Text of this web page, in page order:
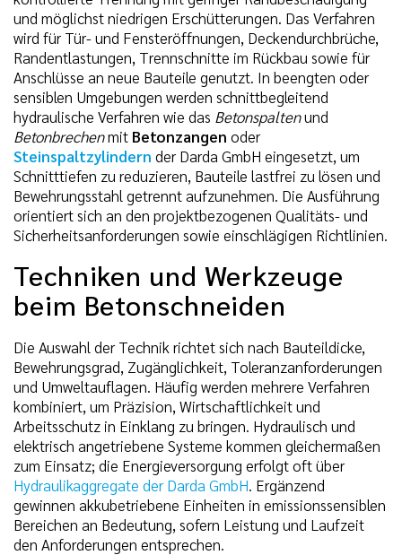
und möglichst niedrigen Erschütterungen. Das Verfahren
wird für Tür- und Fensteröffnungen, Deckendurchbrüche,
Randentlastungen, Trennschnitte im Rückbau sowie für
Anschlüsse an neue Bauteile genutzt. In beengten oder
sensiblen Umgebungen werden schnittbegleitend
hydraulische Verfahren wie das Betonspaltenund
Betonbrechenmit Betonzangen oder
Steinspaltzylindern der Darda GmbH eingesetzt, um
Schnitttiefen zu reduzieren, Bauteile lastfrei zu lösen und
Bewehrungsstahl getrennt aufzunehmen. Die Ausführung
orientiert sich an den projektbezogenen Qualitäts- und
Sicherheitsanforderungen sowie einschlägigen Richtlinien.
Techniken und Werkzeuge
beim Betonschneiden
Die Auswahl der Technik richtet sich nach Bauteildicke,
Bewehrungsgrad, Zugänglichkeit, Toleranzanforderungen
und Umweltauflagen. Häufig werden mehrere Verfahren
kombiniert, um Präzision, Wirtschaftlichkeit und
Arbeitsschutz in Einklang zu bringen. Hydraulisch und
elektrisch angetriebene Systeme kommen gleichermaßen
zum Einsatz; die Energieversorgung erfolgt oft über
Hydraulikaggregate der Darda GmbH. Ergänzend
gewinnen akkubetriebene Einheiten in emissionssensiblen
Bereichen an Bedeutung, sofern Leistung und Laufzeit
den Anforderungen entsprechen.